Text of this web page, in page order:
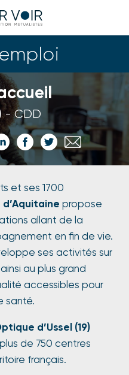
CDD
Partager
sur
LinkedIn
Partager
sur
Facebook
Partager
sur
Twitter
Partager
par
email
et ses 1700
propose
allant de la
en fin de vie.
ses activités sur
au plus grand
accessibles pour
santé.
d’Ussel (19)
de 750 centres
français.